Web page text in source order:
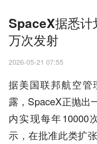
SpaceX据悉计
万次发射
2026-05-21 07:55
据美国联邦航空管
露，SpaceX正抛出
内实现每年10000
示，在批准此类扩